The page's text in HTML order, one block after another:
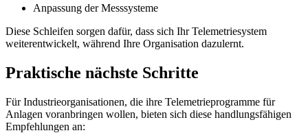
Anpassung der Messsysteme
Diese Schleifen sorgen dafür, dass sich Ihr Telemetriesystem
weiterentwickelt, während Ihre Organisation dazulernt.
Praktische nächste Schritte
Für Industrieorganisationen, die ihre Telemetrieprogramme für
Anlagen voranbringen wollen, bieten sich diese handlungsfähigen
Empfehlungen an: